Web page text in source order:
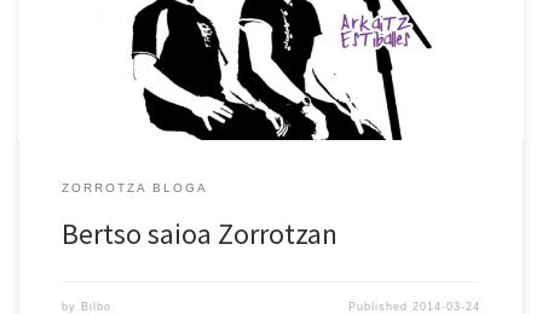
ZORROTZA BLOGA
Bertso saioa Zorrotzan
by Bilbo Published 2014-03-24